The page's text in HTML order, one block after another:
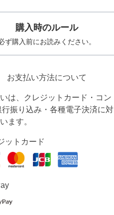
購入時のルール
ず購入前にお読みください。
お支払い方法について
は、クレジットカード・コン
行振り込み・各種電子決済に対
ます。
ットカード